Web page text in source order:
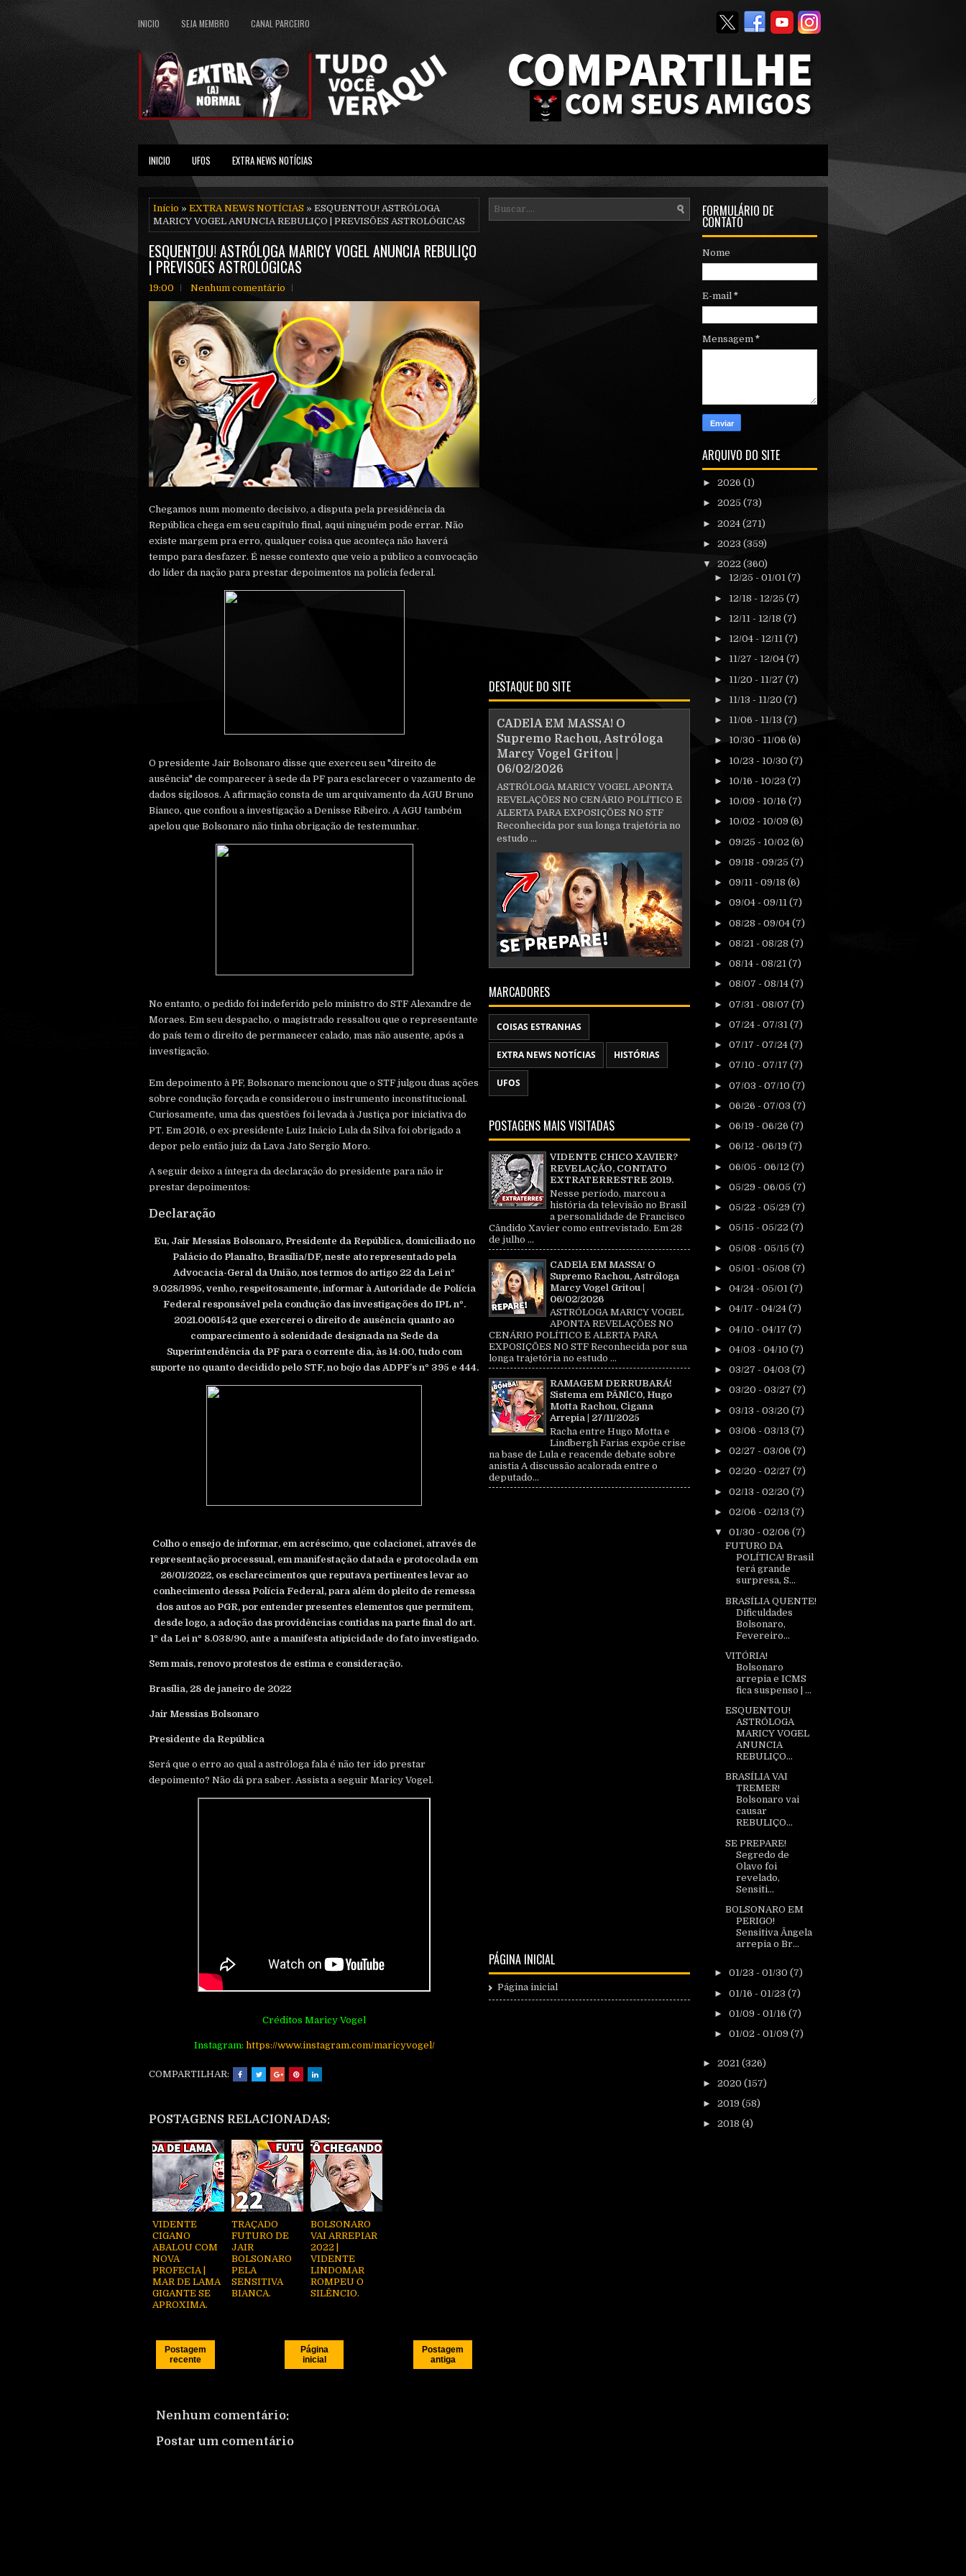
INICIO SEJA MEMBRO CANAL PARCEIRO
INICIO UFOS EXTRA NEWS NOTÍCIAS
Início » EXTRA NEWS NOTÍCIAS » ESQUENTOU! ASTRÓLOGA
MARICY VOGEL ANUNCIA REBULIÇO | PREVISÕES ASTROLÓGICAS
ESQUENTOU! ASTRÓLOGA MARICY VOGEL ANUNCIA REBULIÇO
| PREVISÕES ASTROLÓGICAS
19:00 Nenhum comentário
Chegamos num momento decisivo, a disputa pela presidência da
República chega em seu capítulo final, aqui ninguém pode errar. Não
existe margem pra erro, qualquer coisa que aconteça não haverá
tempo para desfazer. É nesse contexto que veio a público a convocação
do líder da nação para prestar depoimentos na polícia federal.
O presidente Jair Bolsonaro disse que exerceu seu "direito de
ausência" de comparecer à sede da PF para esclarecer o vazamento de
dados sigilosos. A afirmação consta de um arquivamento da AGU Bruno
Bianco, que confiou a investigação a Denisse Ribeiro. A AGU também
apelou que Bolsonaro não tinha obrigação de testemunhar.
No entanto, o pedido foi indeferido pelo ministro do STF Alexandre de
Moraes. Em seu despacho, o magistrado ressaltou que o representante
do país tem o direito de permanecer calado, mas não ausente, após a
investigação.
Em depoimento à PF, Bolsonaro mencionou que o STF julgou duas ações
sobre condução forçada e considerou o instrumento inconstitucional.
Curiosamente, uma das questões foi levada à Justiça por iniciativa do
PT. Em 2016, o ex-presidente Luiz Inácio Lula da Silva foi obrigado a
depor pelo então juiz da Lava Jato Sergio Moro.
A seguir deixo a íntegra da declaração do presidente para não ir
prestar depoimentos:
Declaração
Eu, Jair Messias Bolsonaro, Presidente da República, domiciliado no
Palácio do Planalto, Brasília/DF, neste ato representado pela
Advocacia-Geral da União, nos termos do artigo 22 da Lei nº
9.028/1995, venho, respeitosamente, informar à Autoridade de Polícia
Federal responsável pela condução das investigações do IPL nº.
2021.0061542 que exercerei o direito de ausência quanto ao
comparecimento à solenidade designada na Sede da
Superintendência da PF para o corrente dia, às 14:00, tudo com
suporte no quanto decidido pelo STF, no bojo das ADPF’s nº 395 e 444.
Colho o ensejo de informar, em acréscimo, que colacionei, através de
representação processual, em manifestação datada e protocolada em
26/01/2022, os esclarecimentos que reputava pertinentes levar ao
conhecimento dessa Polícia Federal, para além do pleito de remessa
dos autos ao PGR, por entender presentes elementos que permitem,
desde logo, a adoção das providências contidas na parte final do art.
1º da Lei nº 8.038/90, ante a manifesta atipicidade do fato investigado.
Sem mais, renovo protestos de estima e consideração.
Brasília, 28 de janeiro de 2022
Jair Messias Bolsonaro
Presidente da República
Será que o erro ao qual a astróloga fala é não ter ido prestar
depoimento? Não dá pra saber. Assista a seguir Maricy Vogel.
Créditos Maricy Vogel
Instagram: https://www.instagram.com/maricyvogel/
COMPARTILHAR:
POSTAGENS RELACIONADAS:
VIDENTE
CIGANO
ABALOU COM
NOVA
PROFECIA |
MAR DE LAMA
GIGANTE SE
APROXIMA.
TRAÇADO
FUTURO DE
JAIR
BOLSONARO
PELA
SENSITIVA
BIANCA.
BOLSONARO
VAI ARREPIAR
2022 |
VIDENTE
LINDOMAR
ROMPEU O
SILÊNCIO.
Postagem
recente
Postagem
antiga
Página
inicial
Nenhum comentário:
Postar um comentário
DESTAQUE DO SITE
CADElA EM MASSA! O
Supremo Rachou, Astróloga
Marcy Vogel Gritou |
06/02/2026
ASTRÓLOGA MARICY VOGEL APONTA
REVELAÇÕES NO CENÁRIO POLÍTICO E
ALERTA PARA EXPOSIÇÕES NO STF
Reconhecida por sua longa trajetória no
estudo ...
MARCADORES
COISAS ESTRANHAS
EXTRA NEWS NOTÍCIAS HISTÓRIAS
UFOS
POSTAGENS MAIS VISITADAS
VIDENTE CHICO XAVIER?
REVELAÇÃO, CONTATO
EXTRATERRESTRE 2019.
Nesse período, marcou a
história da televisão no Brasil
a personalidade de Francisco
Cândido Xavier como entrevistado. Em 28
de julho ...
CADElA EM MASSA! O
Supremo Rachou, Astróloga
Marcy Vogel Gritou |
06/02/2026
ASTRÓLOGA MARICY VOGEL
APONTA REVELAÇÕES NO
CENÁRIO POLÍTICO E ALERTA PARA
EXPOSIÇÕES NO STF Reconhecida por sua
longa trajetória no estudo ...
RAMAGEM DERRUBARÁ!
Sistema em PÂNlC0, Hugo
Motta Rachou, Cigana
Arrepia | 27/11/2025
Racha entre Hugo Motta e
Lindbergh Farias expõe crise
na base de Lula e reacende debate sobre
anistia A discussão acalorada entre o
deputado...
PÁGINA INICIAL
Página inicial
FORMULÁRIO DE
CONTATO
Nome
E-mail *
Mensagem*
ARQUIVO DO SITE
► 2026 (1)
► 2025 (73)
► 2024 (271)
► 2023 (359)
▼ 2022 (360)
► 12/25 - 01/01 (7)
► 12/18 - 12/25 (7)
► 12/11 - 12/18 (7)
► 12/04 - 12/11 (7)
► 11/27 - 12/04 (7)
► 11/20 - 11/27 (7)
► 11/13 - 11/20 (7)
► 11/06 - 11/13 (7)
►10/30 - 11/06 (6)
► 10/23 - 10/30 (7)
► 10/16 - 10/23 (7)
► 10/09 - 10/16 (7)
► 10/02 - 10/09 (6)
► 09/25 - 10/02 (6)
► 09/18 - 09/25 (7)
► 09/11 - 09/18 (6)
► 09/04 - 09/11 (7)
► 08/28 - 09/04 (7)
► 08/21 - 08/28 (7)
► 08/14 - 08/21 (7)
► 08/07 - 08/14 (7)
► 07/31 - 08/07 (7)
► 07/24 - 07/31 (7)
► 07/17 - 07/24 (7)
► 07/10 - 07/17 (7)
► 07/03 - 07/10 (7)
► 06/26 - 07/03 (7)
► 06/19 - 06/26 (7)
► 06/12 - 06/19 (7)
► 06/05 - 06/12 (7)
► 05/29 - 06/05 (7)
► 05/22 - 05/29 (7)
► 05/15 - 05/22 (7)
► 05/08 - 05/15 (7)
► 05/01 - 05/08 (7)
► 04/24 - 05/01 (7)
► 04/17 - 04/24 (7)
► 04/10 - 04/17 (7)
► 04/03 - 04/10 (7)
► 03/27 - 04/03 (7)
► 03/20 - 03/27 (7)
► 03/13 - 03/20 (7)
► 03/06 - 03/13 (7)
► 02/27 - 03/06 (7)
► 02/20 - 02/27 (7)
► 02/13 - 02/20 (7)
► 02/06 - 02/13 (7)
▼ 01/30 - 02/06 (7)
FUTURO DA
POLÍTICA! Brasil
terá grande
surpresa, S...
BRASÍLIA QUENTE!
Dificuldades
Bolsonaro,
Fevereiro...
VITÓRIA!
Bolsonaro
arrepia e ICMS
fica suspenso | ...
ESQUENTOU!
ASTRÓLOGA
MARICY VOGEL
ANUNCIA
REBULIÇO...
BRASÍLIA VAI
TREMER!
Bolsonaro vai
causar
REBULIÇO...
SE PREPARE!
Segredo de
Olavo foi
revelado,
Sensiti...
BOLSONARO EM
PERIGO!
Sensitiva Ângela
arrepia o Br...
► 01/23 - 01/30 (7)
► 01/16 - 01/23 (7)
► 01/09 - 01/16 (7)
► 01/02 - 01/09 (7)
► 2021 (326)
► 2020 (157)
► 2019 (58)
► 2018 (4)